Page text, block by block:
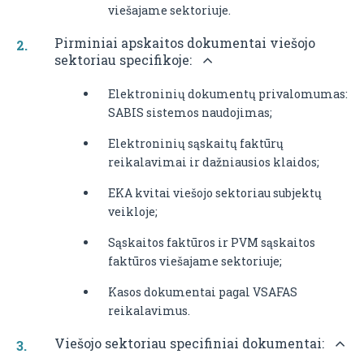
viešajame sektoriuje.
Pirminiai apskaitos dokumentai viešojo
sektoriau specifikoje:
Elektroninių dokumentų privalomumas:
SABIS sistemos naudojimas;
Elektroninių sąskaitų faktūrų
reikalavimai ir dažniausios klaidos;
EKA kvitai viešojo sektoriau subjektų
veikloje;
Sąskaitos faktūros ir PVM sąskaitos
faktūros viešajame sektoriuje;
Kasos dokumentai pagal VSAFAS
reikalavimus.
Viešojo sektoriau specifiniai dokumentai: